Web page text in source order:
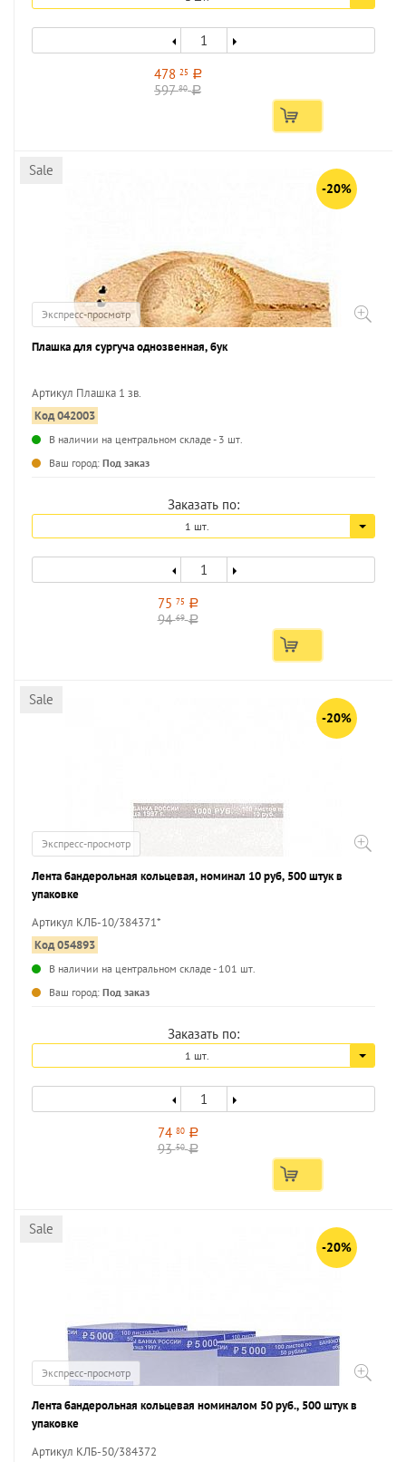
478 25 a
59780 a
Sale
-20%
Экспресс-просмотр
Плашка для сургуча однозвенная, бук
Артикул Плашка 1 зв.
Код 042003
В наличии на центральном складе - 3 шт.
Ваш город: Под заказ
Заказать по:
1 шт.
75 75 a
9469 a
Sale
-20%
Экспресс-просмотр
Лента бандерольная кольцевая, номинал 10 руб, 500 штук в
упаковке
Артикул КЛБ-10/384371*
Код 054893
В наличии на центральном складе - 101 шт.
Ваш город: Под заказ
Заказать по:
1 шт.
74 80 a
9350 a
Sale
-20%
Экспресс-просмотр
Лента бандерольная кольцевая номиналом 50 руб., 500 штук в
упаковке
Артикул КЛБ-50/384372